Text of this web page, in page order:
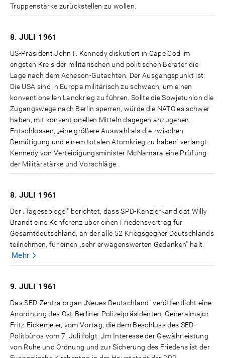
Truppenstärke zurückstellen zu wollen.
8. JULI 1961
US-Präsident John F. Kennedy diskutiert in Cape Cod im
engsten Kreis der militärischen und politischen Berater die
Lage nach dem Acheson-Gutachten. Der Ausgangspunkt ist:
Die USA sind in Europa militärisch zu schwach, um einen
konventionellen Landkrieg zu führen. Sollte die Sowjetunion die
Zugangswege nach Berlin sperren, würde die NATO es schwer
haben, mit konventionellen Mitteln dagegen anzugehen.
Entschlossen, „eine größere Auswahl als die zwischen
Demütigung und einem totalen Atomkrieg zu haben" verlangt
Kennedy von Verteidigungsminister McNamara eine Prüfung
der Militärstärke und Vorschläge.
8. JULI 1961
Der „Tagesspiegel" berichtet, dass SPD-Kanzlerkandidat Willy
Brandt eine Konferenz über einen Friedensvertrag für
Gesamtdeutschland, an der alle 52 Kriegsgegner Deutschlands
teilnehmen, für einen „sehr erwägenswerten Gedanken" hält.
Mehr
9. JULI 1961
Das SED-Zentralorgan „Neues Deutschland" veröffentlicht eine
Anordnung des Ost-Berliner Polizeipräsidenten, Generalmajor
Fritz Eickemeier, vom Vortag, die dem Beschluss des SED-
Politbüros vom 7. Juli folgt: „Im Interesse der Gewährleistung
von Ruhe und Ordnung und zur Sicherung des Friedens ist der